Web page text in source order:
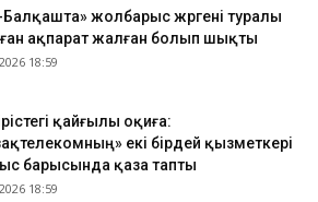
Балқашта» жолбарыс жүргені туралы
ақпарат жалған болып шықты
18:59
қайғылы оқиға:
екі бірдей қызметкері
барысында қаза тапты
18:59